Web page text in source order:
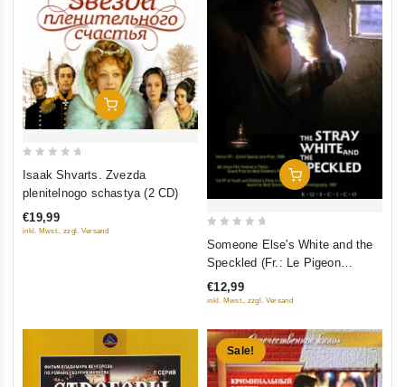
Add To Cart
5
Isaak Shvarts. Zvezda
plenitelnogo schastya (2 CD)
€19,99
inkl. Mwst., zzgl. Versand
Add To Cart
5
Someone Else's White and the
Speckled (Fr.: Le Pigeon
sauvage) (Chuzhaya belaya i
ryaboy) (RUSCICO)
€12,99
inkl. Mwst., zzgl. Versand
Sale!